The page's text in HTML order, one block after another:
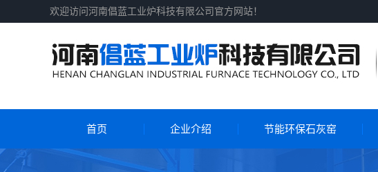
欢迎访问河南倡蓝工业炉科技有限公司官方网站！
首页 企业介绍 节能环保石灰窑